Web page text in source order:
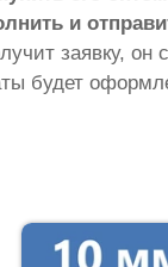
и
заявку,
будет